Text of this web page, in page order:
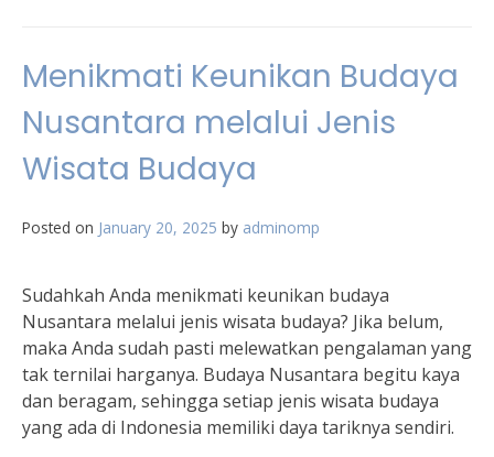
Menikmati Keunikan Budaya
Nusantara melalui Jenis
Wisata Budaya
Posted on January 20, 2025 by adminomp
Sudahkah Anda menikmati keunikan budaya
Nusantara melalui jenis wisata budaya? Jika belum,
maka Anda sudah pasti melewatkan pengalaman yang
tak ternilai harganya. Budaya Nusantara begitu kaya
dan beragam, sehingga setiap jenis wisata budaya
yang ada di Indonesia memiliki daya tariknya sendiri.